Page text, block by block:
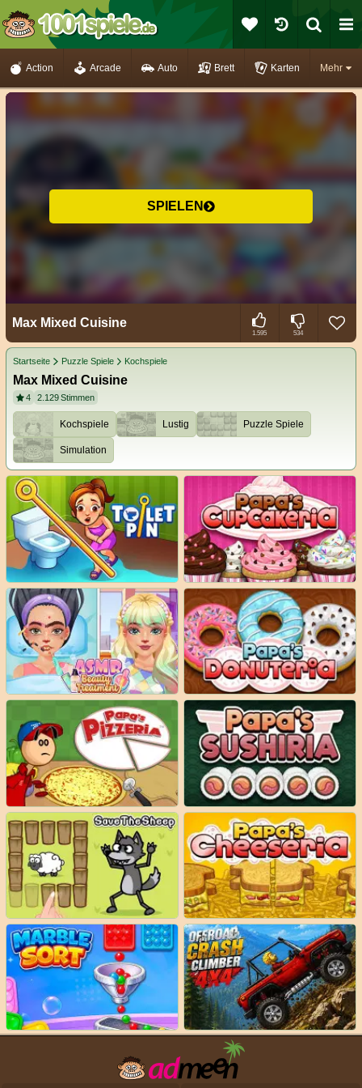
Mehr
Action Arcade Auto Brett Karten
SPIELEN
Max Mixed Cuisine
1.595 534
Startseite Puzzle Spiele Kochspiele
Max Mixed Cuisine
4 2.129Stimmen
Kochspiele Lustig Puzzle Spiele
Simulation